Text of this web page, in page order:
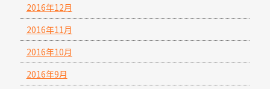
2016年12月
2016年11月
2016年10月
2016年9月